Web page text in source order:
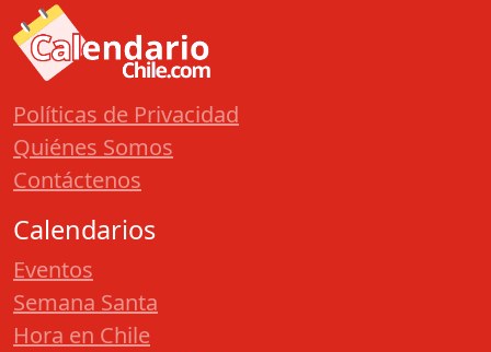
Políticas de Privacidad
Quiénes Somos
Contáctenos
Calendarios
Eventos
Semana Santa
Hora en Chile